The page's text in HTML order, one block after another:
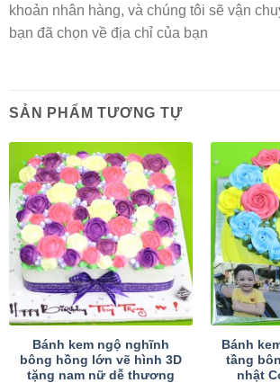
khoản nhân hàng, và chúng tôi sẽ vận
bạn đã chọn về địa chỉ của bạn
SẢN PHẨM TƯƠNG TỰ
Bánh kem ngộ nghĩnh
bông hồng lớn vẽ hình 3D
tặng nam nữ dễ thương
Bánh
tầng
nhật